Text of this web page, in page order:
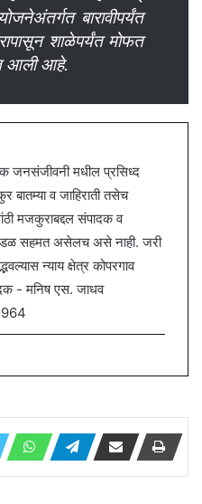
बारावीपर्यंत
शाळेपर्यंत मोफत
आली आहे.
जनसंजीवनी मधील प्रसिध्द
बातम्या व जाहिराती तसेच
मजकुराबद्दल संपादक व
सहमत असेलच असे नाही. जरी
न्याय क्षेत्र कोपरगाव
- मनिष एस. जाधव